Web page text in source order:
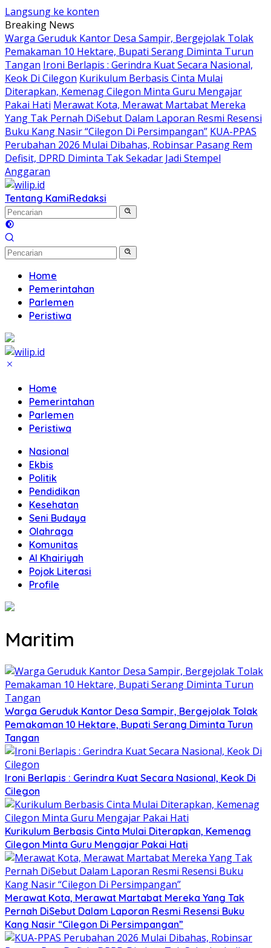
Langsung ke konten
Breaking News
Warga Geruduk Kantor Desa Sampir, Bergejolak Tolak
Pemakaman 10 Hektare, Bupati Serang Diminta Turun
Tangan Ironi Berlapis : Gerindra Kuat Secara Nasional,
Keok Di Cilegon Kurikulum Berbasis Cinta Mulai
Diterapkan, Kemenag Cilegon Minta Guru Mengajar
Pakai Hati Merawat Kota, Merawat Martabat Mereka
Yang Tak Pernah DiSebut Dalam Laporan Resmi Resensi
Buku Kang Nasir “Cilegon Di Persimpangan” KUA-PPAS
Perubahan 2026 Mulai Dibahas, Robinsar Pasang Rem
Defisit, DPRD Diminta Tak Sekadar Jadi Stempel
Anggaran
Tentang KamiRedaksi
Home
Pemerintahan
Parlemen
Peristiwa
Home
Pemerintahan
Parlemen
Peristiwa
Nasional
Ekbis
Politik
Pendidikan
Kesehatan
Seni Budaya
Olahraga
Komunitas
Al Khairiyah
Pojok Literasi
Profile
Maritim
Warga Geruduk Kantor Desa Sampir, Bergejolak Tolak
Pemakaman 10 Hektare, Bupati Serang Diminta Turun
Tangan
Ironi Berlapis : Gerindra Kuat Secara Nasional, Keok Di
Cilegon
Kurikulum Berbasis Cinta Mulai Diterapkan, Kemenag
Cilegon Minta Guru Mengajar Pakai Hati
Merawat Kota, Merawat Martabat Mereka Yang Tak
Pernah DiSebut Dalam Laporan Resmi Resensi Buku
Kang Nasir “Cilegon Di Persimpangan”